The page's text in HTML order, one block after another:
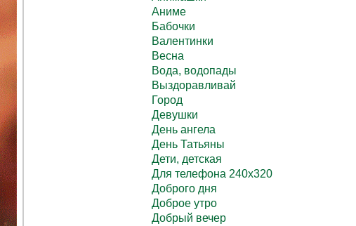
Аниме
Бабочки
Валентинки
Весна
Вода, водопады
Выздоравливай
Город
Девушки
День ангела
День Татьяны
Дети, детская
Для телефона 240х320
Доброго дня
Доброе утро
Добрый вечер